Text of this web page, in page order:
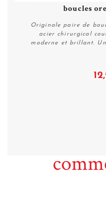
boucles
Originale paire de
acier chirurgical
moderne et brillant.